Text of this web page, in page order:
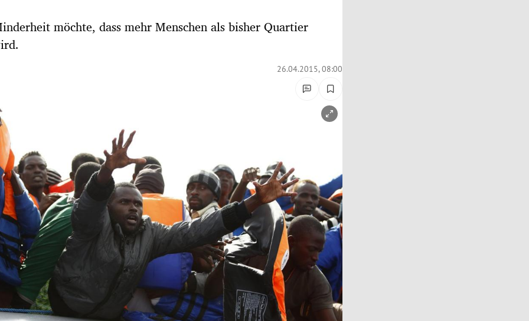
möchte, dass mehr Menschen als bisher Quartier
26.04.2015, 08:00
öffnen/schließen